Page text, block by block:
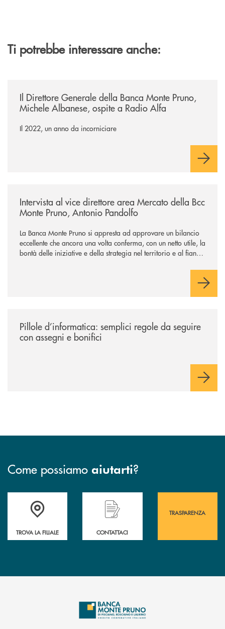
Ti potrebbe interessare anche:
Il Direttore Generale della Banca Monte Pruno,
Michele Albanese, ospite a Radio Alfa
Il 2022, un anno da incorniciare
Intervista al vice direttore area Mercato della Bcc
Monte Pruno, Antonio Pandolfo
La Banca Monte Pruno si appresta ad approvare un bilancio
eccellente che ancora una volta conferma, con un netto utile, la
bontà delle iniziative e della strategia nel territorio e al fianco
Pillole d’informatica: semplici regole da seguire
con assegni e bonifici
Come possiamo aiutarti?
Accedi all' elenco completo&nbsp; delle&nbsp; filiali&nbsp; di Banca
TROVA LA FILIALE
Hai bisogno di assistenza immediata?
CONTATTACI
TRASPARENZA